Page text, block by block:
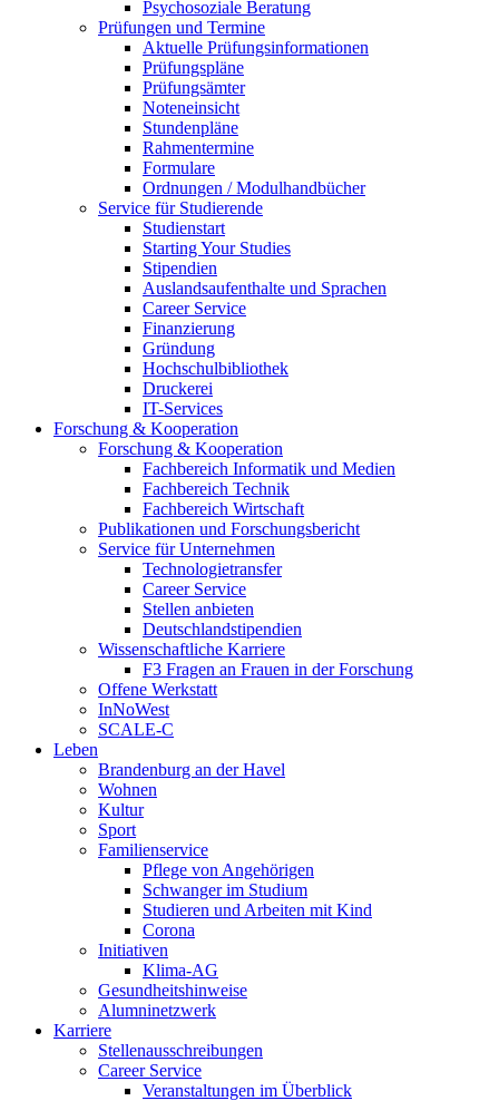
Psychosoziale Beratung
Prüfungen und Termine
Aktuelle Prüfungsinformationen
Prüfungspläne
Prüfungsämter
Noteneinsicht
Stundenpläne
Rahmentermine
Formulare
Ordnungen / Modulhandbücher
Service für Studierende
Studienstart
Starting Your Studies
Stipendien
Auslandsaufenthalte und Sprachen
Career Service
Finanzierung
Gründung
Hochschulbibliothek
Druckerei
IT-Services
Forschung & Kooperation
Forschung & Kooperation
Fachbereich Informatik und Medien
Fachbereich Technik
Fachbereich Wirtschaft
Publikationen und Forschungsbericht
Service für Unternehmen
Technologietransfer
Career Service
Stellen anbieten
Deutschlandstipendien
Wissenschaftliche Karriere
F3 Fragen an Frauen in der Forschung
Offene Werkstatt
InNoWest
SCALE-C
Leben
Brandenburg an der Havel
Wohnen
Kultur
Sport
Familienservice
Pflege von Angehörigen
Schwanger im Studium
Studieren und Arbeiten mit Kind
Corona
Initiativen
Klima-AG
Gesundheitshinweise
Alumninetzwerk
Karriere
Stellenausschreibungen
Career Service
Veranstaltungen im Überblick